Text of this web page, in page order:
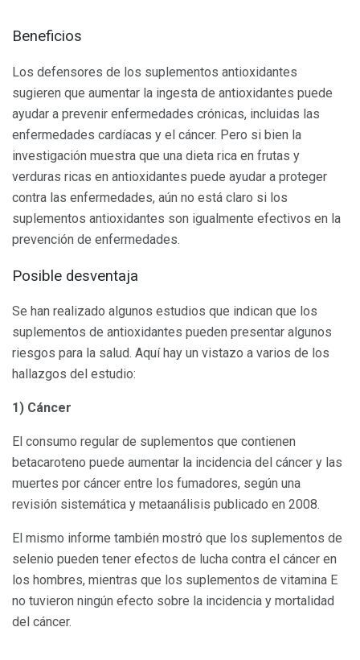
Beneficios
Los defensores de los suplementos antioxidantes
sugieren que aumentar la ingesta de antioxidantes puede
ayudar a prevenir enfermedades crónicas, incluidas las
enfermedades cardíacas y el cáncer. Pero si bien la
investigación muestra que una dieta rica en frutas y
verduras ricas en antioxidantes puede ayudar a proteger
contra las enfermedades, aún no está claro si los
suplementos antioxidantes son igualmente efectivos en la
prevención de enfermedades.
Posible desventaja
Se han realizado algunos estudios que indican que los
suplementos de antioxidantes pueden presentar algunos
riesgos para la salud. Aquí hay un vistazo a varios de los
hallazgos del estudio:
1) Cáncer
El consumo regular de suplementos que contienen
betacaroteno puede aumentar la incidencia del cáncer y las
muertes por cáncer entre los fumadores, según una
revisión sistemática y metaanálisis publicado en 2008.
El mismo informe también mostró que los suplementos de
selenio pueden tener efectos de lucha contra el cáncer en
los hombres, mientras que los suplementos de vitamina E
no tuvieron ningún efecto sobre la incidencia y mortalidad
del cáncer.